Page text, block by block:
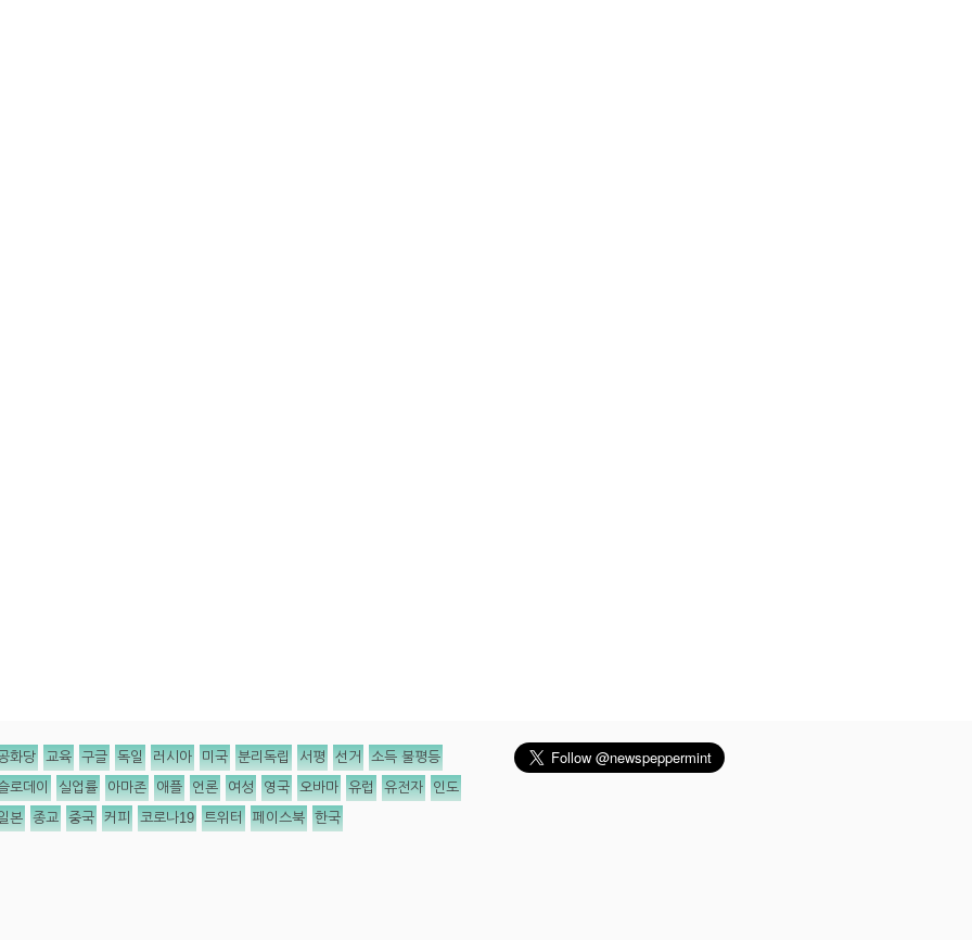
화당 교육 구글 독일 러시아 미국 분리독립 서평 선거 소득 불평등
로데이 실업률 아마존 애플 언론 여성 영국 오바마 유럽 유전자 인도
본 종교 중국 커피 코로나19 트위터 페이스북 한국